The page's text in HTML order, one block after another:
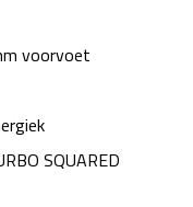
voorvoet
SQUARED